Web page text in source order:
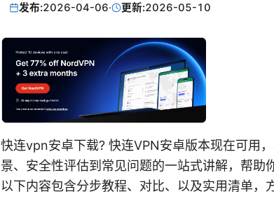
发布:2026-04-06· 更新:2026-05-10
快连vpn安卓下载? 快连VPN安卓版本现在可用
景、安全性评估到常见问题的一站式讲解，帮助
以下内容包含分步教程、对比、以及实用清单，